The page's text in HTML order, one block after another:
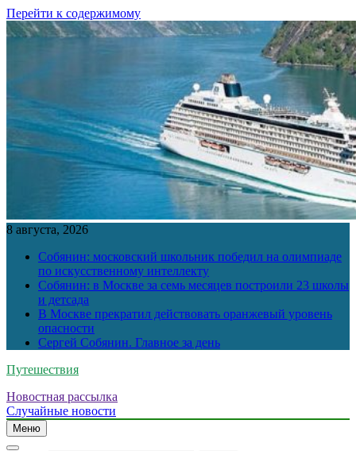
Перейти к содержимому
8 августа, 2026
Собянин: московский школьник победил на олимпиаде
по искусственному интеллекту
Собянин: в Москве за семь месяцев построили 23 школы
и детсада
В Москве прекратил действовать оранжевый уровень
опасности
Сергей Собянин. Главное за день
Путешествия
Новостная рассылка
Случайные новости
Меню